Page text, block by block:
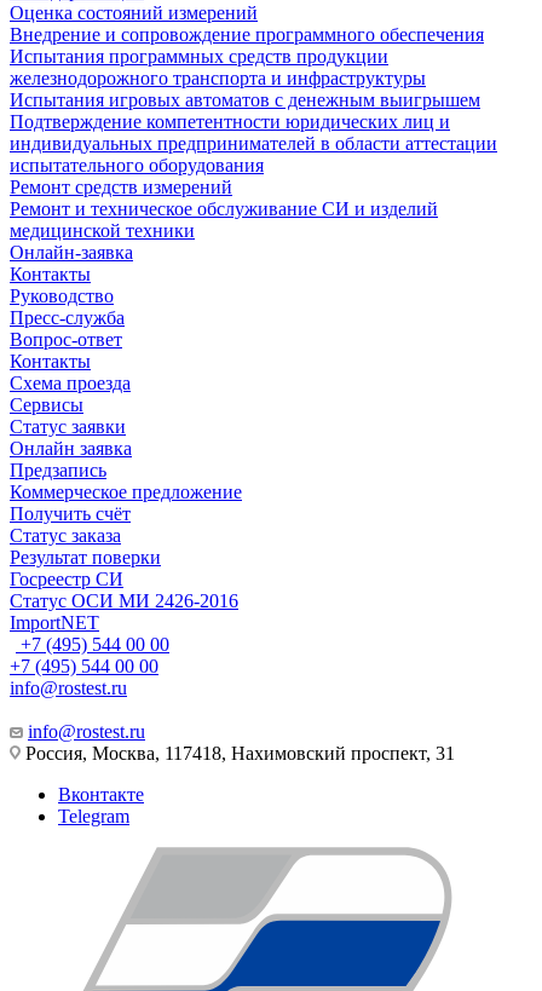
Оценка состояний измерений
Внедрение и сопровождение программного обеспечения
Испытания программных средств продукции
железнодорожного транспорта и инфраструктуры
Испытания игровых автоматов с денежным выигрышем
Подтверждение компетентности юридических лиц и
индивидуальных предпринимателей в области аттестации
испытательного оборудования
Ремонт средств измерений
Ремонт и техническое обслуживание СИ и изделий
медицинской техники
Онлайн-заявка
Контакты
Руководство
Пресс-служба
Вопрос-ответ
Контакты
Схема проезда
Сервисы
Статус заявки
Онлайн заявка
Предзапись
Коммерческое предложение
Получить счёт
Статус заказа
Результат поверки
Госреестр СИ
Статус ОСИ МИ 2426-2016
ImportNET
+7 (495) 544 00 00
+7 (495) 544 00 00
info@rostest.ru
info@rostest.ru
Россия, Москва, 117418, Нахимовский проспект, 31
Вконтакте
Telegram